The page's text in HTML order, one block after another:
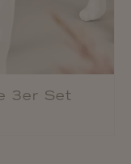
3er Set